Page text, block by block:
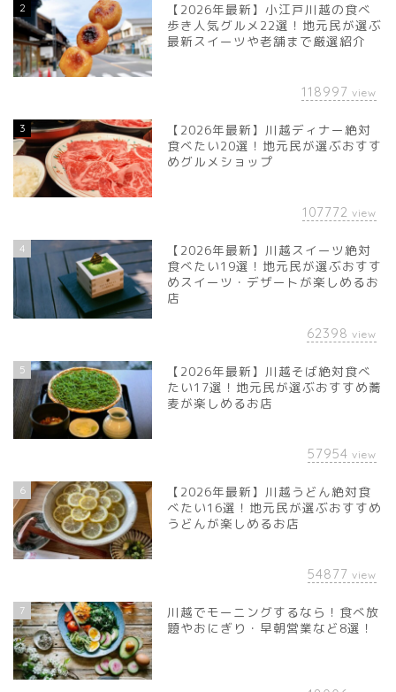
2
【2026年最新】小江戸川越の食べ
歩き人気グルメ22選！地元民が選ぶ
最新スイーツや老舗まで厳選紹介
118997 view
3
【2026年最新】川越ディナー絶対
食べたい20選！地元民が選ぶおすす
めグルメショップ
107772 view
4
【2026年最新】川越スイーツ絶対
食べたい19選！地元民が選ぶおすす
めスイーツ・デザートが楽しめるお
店
62398 view
5
【2026年最新】川越そば絶対食べ
たい17選！地元民が選ぶおすすめ蕎
麦が楽しめるお店
57954 view
6
【2026年最新】川越うどん絶対食
べたい16選！地元民が選ぶおすすめ
うどんが楽しめるお店
54877 view
7
川越でモーニングするなら！食べ放
題やおにぎり・早朝営業など8選！